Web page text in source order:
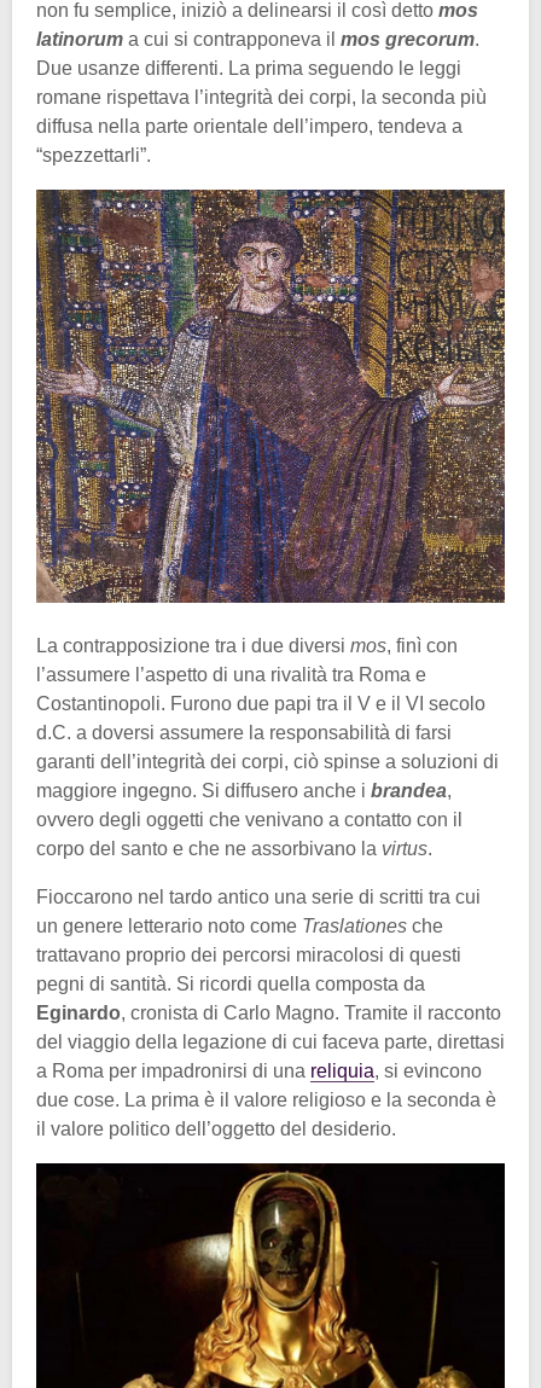
non fu semplice, iniziò a delinearsi il così detto mos
latinorum a cui si contrapponeva il mos grecorum.
Due usanze differenti. La prima seguendo le leggi
romane rispettava l’integrità dei corpi, la seconda più
diffusa nella parte orientale dell’impero, tendeva a
“spezzettarli”.
La contrapposizione tra i due diversi mos, finì con
l’assumere l’aspetto di una rivalità tra Roma e
Costantinopoli. Furono due papi tra il V e il VI secolo
d.C. a doversi assumere la responsabilità di farsi
garanti dell’integrità dei corpi, ciò spinse a soluzioni di
maggiore ingegno. Si diffusero anche i brandea,
ovvero degli oggetti che venivano a contatto con il
corpo del santo e che ne assorbivano la virtus.
Fioccarono nel tardo antico una serie di scritti tra cui
un genere letterario noto come Traslationes che
trattavano proprio dei percorsi miracolosi di questi
pegni di santità. Si ricordi quella composta da
Eginardo, cronista di Carlo Magno. Tramite il racconto
del viaggio della legazione di cui faceva parte, direttasi
a Roma per impadronirsi di una reliquia, si evincono
due cose. La prima è il valore religioso e la seconda è
il valore politico dell’oggetto del desiderio.